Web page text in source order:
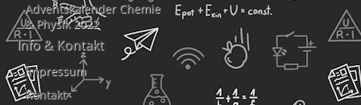
Adventskalender Chemie
& Physik 2022
Info & Kontakt
Impressum
Kontakt